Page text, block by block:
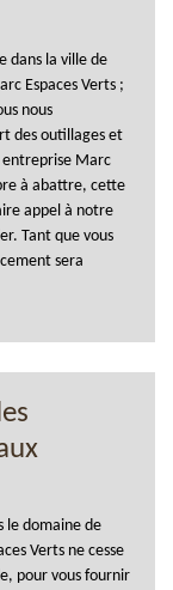
dans la ville de
Espaces Verts ;
nous
des outillages et
Marc
à abattre, cette
appel à notre
Tant que vous
sera
le domaine de
Verts ne cesse
pour vous fournir